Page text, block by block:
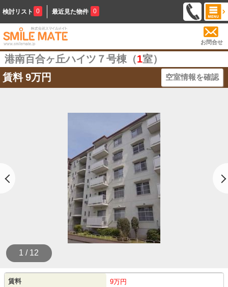
検討リスト 0 最近見た物件 0
お問合せ
港南百合ヶ丘ハイツ７号棟（1室）
賃料 9万円 空室情報を確認
1 / 12
賃料 9万円